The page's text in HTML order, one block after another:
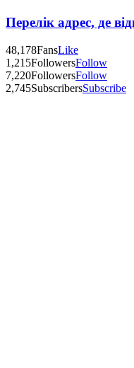
Перелік адрес, де
48,178FansLike
1,215FollowersFollow
7,220FollowersFollow
2,745SubscribersSubscribe